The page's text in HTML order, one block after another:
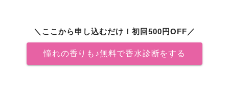
＼ここから申し込むだけ！初回500円OFF／
憧れの香りも♪無料で香水診断をする